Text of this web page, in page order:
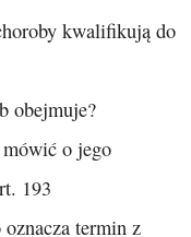
kwalifikują do
obejmuje?
o jego
193
oznacza termin z